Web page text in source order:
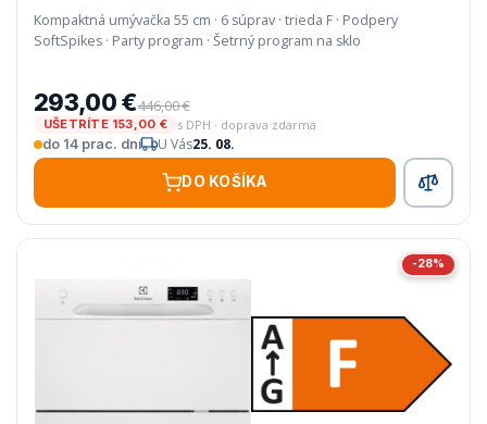
Kompaktná umývačka 55 cm · 6 súprav · trieda F · Podpery
SoftSpikes · Party program · Šetrný program na sklo
293,00 €446,00 €
UŠETRÍTE 153,00 €
s DPH · doprava zdarma
do 14 prac. dní
U Vás25. 08.
DO KOŠÍKA
-28%